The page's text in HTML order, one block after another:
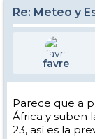
Re: Meteo y
favre
Parece que a
África y suben
23, así es la